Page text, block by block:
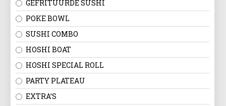
GEFRITUURDE SUSHI
POKE BOWL
SUSHI COMBO
HOSHI BOAT
HOSHI SPECIAL ROLL
PARTY PLATEAU
EXTRA’S